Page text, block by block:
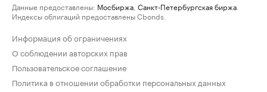
Данные предоставлены: Мосбиржа Санкт-Петербургская биржа
Индексы облигаций предоставлены Cbonds.
Информация об ограничениях
О соблюдении авторских прав
Пользовательское соглашение
Политика в отношении обработки персональных данных